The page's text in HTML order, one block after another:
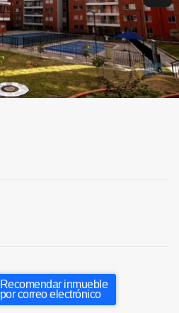
Recomendar inmueble
por correo electrónico